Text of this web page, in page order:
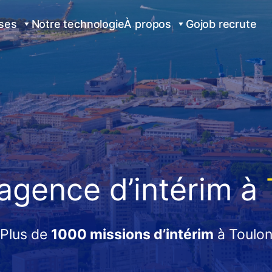
Notre technologieÀ propos Gojob recrute
d’intérim à
Plus de 1000 missions d’intérim à Toulon